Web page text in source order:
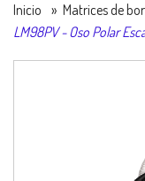
Inicio » Matrices de
LM98PV - Oso Polar